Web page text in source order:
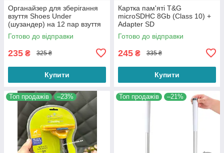
Органайзер для зберігання
взуття Shoes Under
(шузандер) на 12 пар взуття
Готово до відправки
235 ₴ 325 ₴
Купити
Картка пам'яті T&G
microSDHC 8Gb (Class 10) +
Adapter SD
Готово до відправки
245 ₴ 335 ₴
Купити
Топ продажів –23% Топ продажів –21%